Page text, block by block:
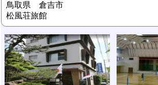
鳥取県 倉吉市
松風荘旅館